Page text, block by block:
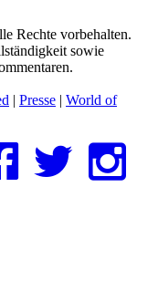
Rechte vorbehalten.
sowie
| Presse | World of